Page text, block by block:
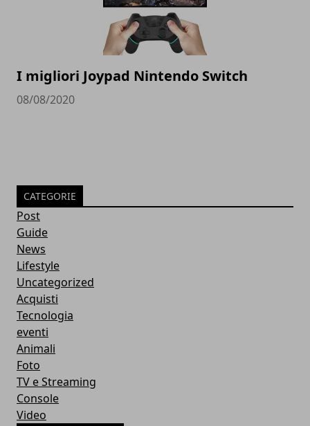
I migliori Joypad Nintendo Switch
08/08/2020
CATEGORIE
Post
Guide
News
Lifestyle
Uncategorized
Acquisti
Tecnologia
eventi
Animali
Foto
TV e Streaming
Console
Video